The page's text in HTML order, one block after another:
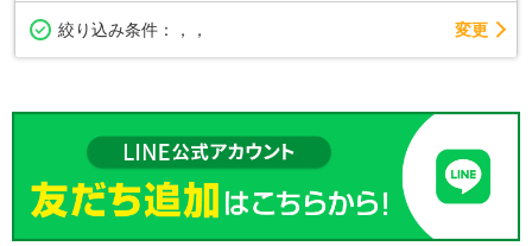
絞り込み条件： ，， 変更